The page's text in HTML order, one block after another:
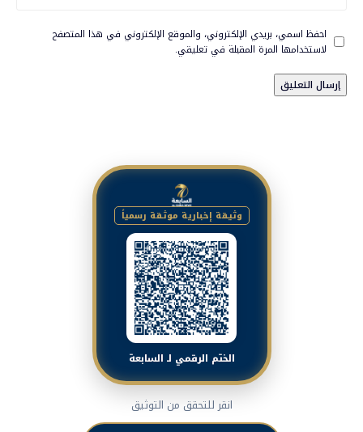
احفظ اسمي، بريدي الإلكتروني، والموقع الإلكتروني في هذا المتصفح
لاستخدامها المرة المقبلة في تعليقي.
وثيقة إخبارية موثقة رسمياً
الختم الرقمي لـ السابعة
انقر للتحقق من التوثيق